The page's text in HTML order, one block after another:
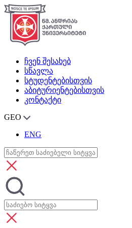
ჩვენ შესახებ
სწავლა
სტუდენტებისთვის
აბიტურიენტებისთვის
კონტაქტი
GEO
ENG